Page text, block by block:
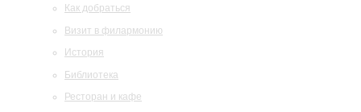
Как добраться
Визит в филармонию
История
Библиотека
Ресторан и кафе